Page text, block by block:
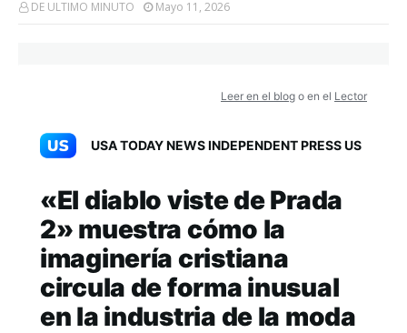
DE ULTIMO MINUTO Mayo 11, 2026
Leer en el blog o en el Lector
USA TODAY NEWS INDEPENDENT PRESS US
«El diablo viste de Prada
2» muestra cómo la
imaginería cristiana
circula de forma inusual
en la industria de la moda